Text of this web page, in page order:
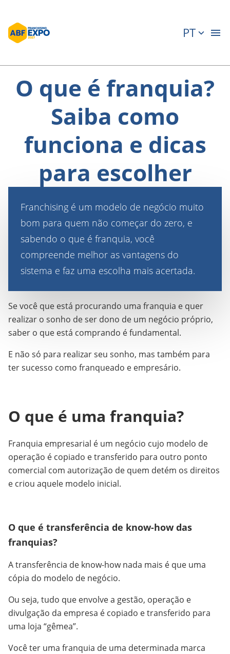
PT
O que é franquia?
Saiba como
funciona e dicas
para escolher
Franchising é um modelo de negócio muito
bom para quem não começar do zero, e
sabendo o que é franquia, você
compreende melhor as vantagens do
sistema e faz uma escolha mais acertada.
Se você que está procurando uma franquia e quer
realizar o sonho de ser dono de um negócio próprio,
saber o que está comprando é fundamental.
E não só para realizar seu sonho, mas também para
ter sucesso como franqueado e empresário.
O que é uma franquia?
Franquia empresarial é um negócio cujo modelo de
operação é copiado e transferido para outro ponto
comercial com autorização de quem detém os direitos
e criou aquele modelo inicial.
O que é transferência de know-how das
franquias?
A transferência de know-how nada mais é que uma
cópia do modelo de negócio.
Ou seja, tudo que envolve a gestão, operação e
divulgação da empresa é copiado e transferido para
uma loja “gêmea”.
Você ter uma franquia de uma determinada marca